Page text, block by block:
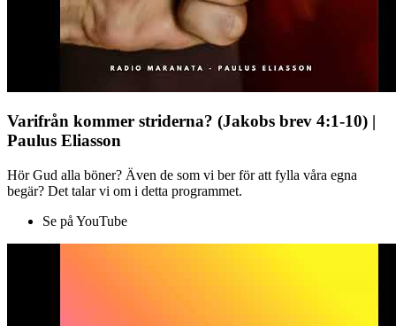
Varifrån kommer striderna? (Jakobs brev 4:1-10) |
Paulus Eliasson
Hör Gud alla böner? Även de som vi ber för att fylla våra egna
begär? Det talar vi om i detta programmet.
Se på YouTube